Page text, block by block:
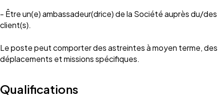
- Être un(e) ambassadeur(drice) de la Société auprès du/des
client(s).
Le poste peut comporter des astreintes à moyen terme, des
déplacements et missions spécifiques.
Qualifications